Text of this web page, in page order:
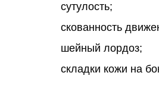
сутулость;
скованность
шейный лордоз;
складки кожи на